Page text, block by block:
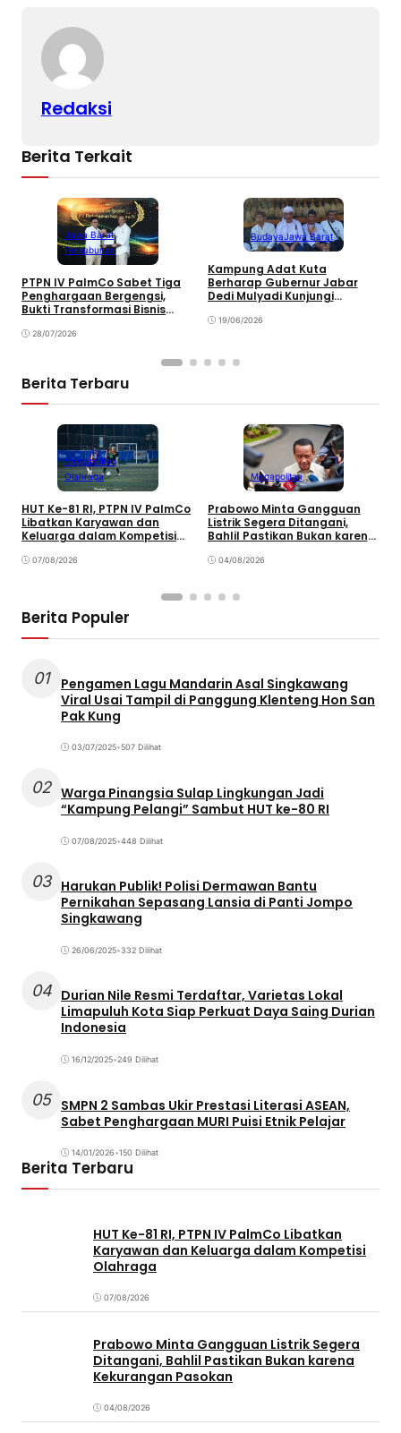
n
k
Redaksi
Berita Terkait
Jawa Barat
Perkebunan
PTPN IV PalmCo Sabet Tiga
Penghargaan Bergengsi,
Bukti Transformasi Bisnis
28/07/2026
BudayaJawa Barat
Kampung Adat Kuta
Berharap Gubernur Jabar
Dedi Mulyadi Kunjungi
Sunda
19/06/2026
Berita Terbaru
Megapolitan
Olahraga
HUT Ke-81 RI, PTPN IV PalmCo
Libatkan Karyawan dan
Keluarga dalam Kompetisi
07/08/2026
Megapolitan
Prabowo Minta Gangguan
Listrik Segera Ditangani,
Bahlil Pastikan Bukan karena
04/08/2026
Berita Populer
01
Pengamen Lagu Mandarin Asal Singkawang
Viral Usai Tampil di Panggung Klenteng Hon San
Pak Kung
03/07/2025•507 Dilihat
02 Warga Pinangsia Sulap Lingkungan Jadi
“Kampung Pelangi” Sambut HUT ke-80 RI
07/08/2025•448 Dilihat
03 Harukan Publik! Polisi Dermawan Bantu
Pernikahan Sepasang Lansia di Panti Jompo
Singkawang
26/06/2025•332 Dilihat
04 Durian Nile Resmi Terdaftar, Varietas Lokal
Limapuluh Kota Siap Perkuat Daya Saing Durian
Indonesia
16/12/2025•249 Dilihat
05 SMPN 2 Sambas Ukir Prestasi Literasi ASEAN,
Sabet Penghargaan MURI Puisi Etnik Pelajar
14/01/2026•150 Dilihat
Berita Terbaru
HUT Ke-81 RI, PTPN IV PalmCo Libatkan
Karyawan dan Keluarga dalam Kompetisi
Olahraga
07/08/2026
Prabowo Minta Gangguan Listrik Segera
Ditangani, Bahlil Pastikan Bukan karena
Kekurangan Pasokan
04/08/2026